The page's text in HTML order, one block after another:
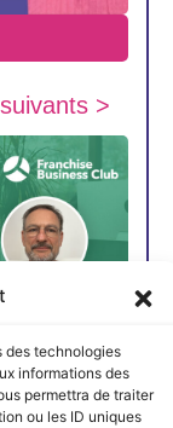
des technologies
informations des
permettra de traiter
ou les ID uniques
>